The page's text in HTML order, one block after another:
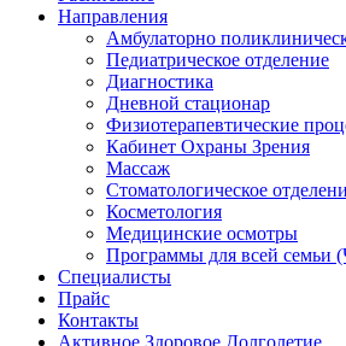
Направления
Амбулаторно
Педиатрическое отделение
Диагностика
Дневной стационар
Физиотерапевтические
Кабинет Охраны Зрения
Массаж
Стоматологическое
Косметология
Медицинские осмотры
Программы для всей семьи
Специалисты
Прайс
Контакты
Активное Здоровое Долголетие